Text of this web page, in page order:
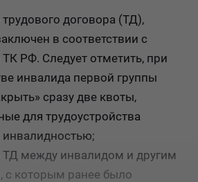
договора (ТД),
в соответствии с
РФ. Следует отметить, при
инвалида первой группы
сразу две квоты,
для трудоустройства
инвалидностью;
ТД между инвалидом и другим
с которым ранее было